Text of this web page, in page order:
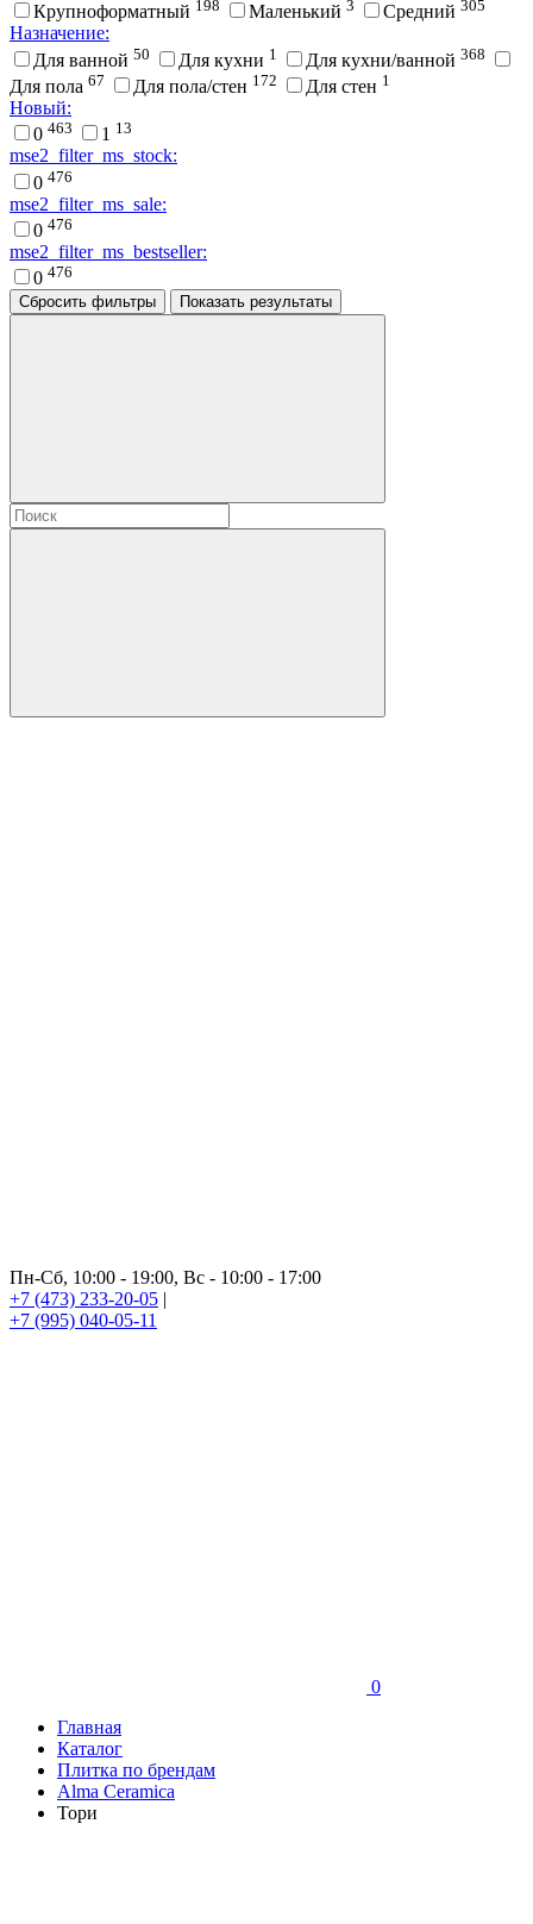
Крупноформатный 198 Маленький 3 Средний 305
Назначение:
Для ванной 50 Для кухни 1 Для кухни/ванной 368
Для пола 67 Для пола/стен 172 Для стен 1
Новый:
0 463 1 13
mse2_filter_ms_stock:
0 476
mse2_filter_ms_sale:
0 476
mse2_filter_ms_bestseller:
0 476
Сбросить фильтры
Показать результаты
Пн-Сб, 10:00 - 19:00, Вс - 10:00 - 17:00
+7 (473) 233-20-05 |
+7 (995) 040-05-11
0
Главная
Каталог
Плитка по брендам
Аlma Ceramica
Тори